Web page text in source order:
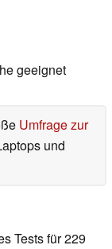
geeignet
Umfrage zur
und
Tests für 229